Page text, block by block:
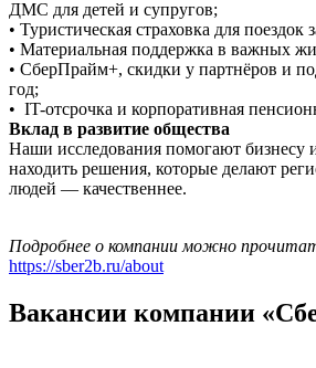
ДМС для детей и супругов;
• Туристическая страховка для поездок
• Материальная поддержка в важных
• СберПрайм+, скидки у партнёров и
год;
• IT-отсрочка и корпоративная
Вклад в развитие общества
Наши исследования помогают бизнесу
находить решения, которые делают
людей — качественнее.
Подробнее о компании можно
https://sber2b.ru/about
Вакансии компании